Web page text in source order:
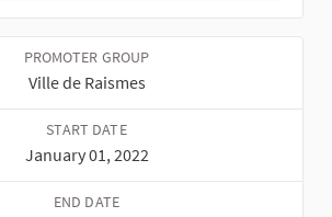
PROMOTER GROUP
Ville de Raismes
START DATE
January 01, 2022
END DATE